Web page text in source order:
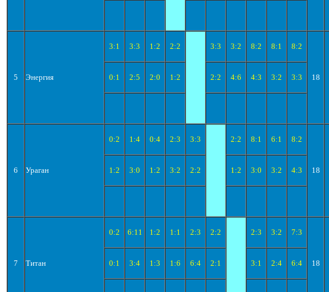
5 Энергия
3:1 3:3 1:2 2:2 3:3 3:2 8:2 8:1 8:2
18
0:1 2:5 2:0 1:2 2:2 4:6 4:3 3:2 3:3
6 Ураган
0:2 1:4 0:4 2:3 3:3 2:2 8:1 6:1 8:2
18
1:2 3:0 1:2 3:2 2:2 1:2 3:0 3:2 4:3
7 Титан
0:2 6:11 1:2 1:1 2:3 2:2 2:3 3:2 7:3
18
0:1 3:4 1:3 1:6 6:4 2:1 3:1 2:4 6:4